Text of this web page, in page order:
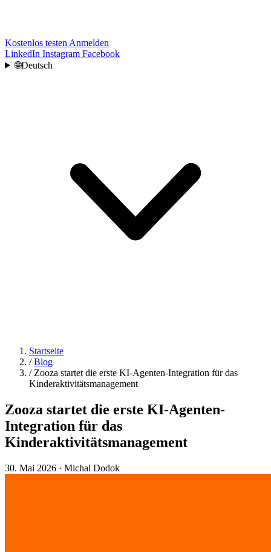
Kostenlos testen Anmelden
LinkedIn Instagram Facebook
🌐Deutsch
Startseite
/ Blog
/ Zooza startet die erste KI-Agenten-Integration für das
Kinderaktivitätsmanagement
Zooza startet die erste KI-Agenten-
Integration für das
Kinderaktivitätsmanagement
30. Mai 2026 · Michal Dodok